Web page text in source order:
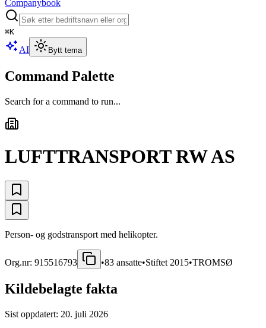
Companybook
⌘K
AI Bytt tema
Command Palette
Search for a command to run...
LUFTTRANSPORT RW AS
Person- og godstransport med helikopter.
Org.nr: 915516793 •83 ansatte•Stiftet 2015•TROMSØ
Kildebelagte fakta
Sist oppdatert: 20. juli 2026